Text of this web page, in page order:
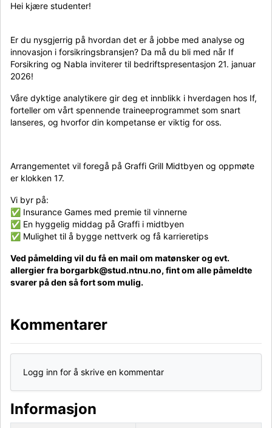
Hei kjære studenter!
Er du nysgjerrig på hvordan det er å jobbe med analyse og
innovasjon i forsikringsbransjen? Da må du bli med når If
Forsikring og Nabla inviterer til bedriftspresentasjon 21. januar
2026!
Våre dyktige analytikere gir deg et innblikk i hverdagen hos If,
forteller om vårt spennende traineeprogrammet som snart
lanseres, og hvorfor din kompetanse er viktig for oss.
Arrangementet vil foregå på Graffi Grill Midtbyen og oppmøte
er klokken 17.
Vi byr på:
✅ Insurance Games med premie til vinnerne
✅ En hyggelig middag på Graffi i midtbyen
✅ Mulighet til å bygge nettverk og få karrieretips
Ved påmelding vil du få en mail om matønsker og evt.
allergier fra borgarbk@stud.ntnu.no, fint om alle påmeldte
svarer på den så fort som mulig.
Kommentarer
Logg inn for å skrive en kommentar
Informasjon